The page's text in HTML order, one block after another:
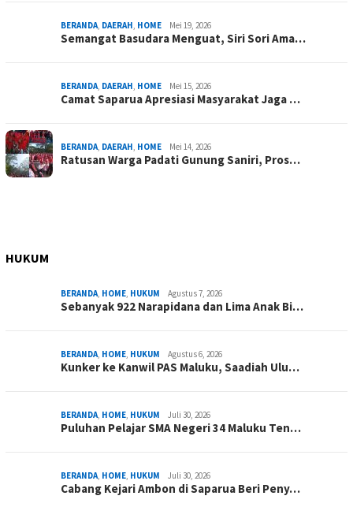
BERANDA, DAERAH, HOME Mei 19, 2026
Semangat Basudara Menguat, Siri Sori Ama…
BERANDA, DAERAH, HOME Mei 15, 2026
Camat Saparua Apresiasi Masyarakat Jaga …
BERANDA, DAERAH, HOME Mei 14, 2026
Ratusan Warga Padati Gunung Saniri, Pros…
HUKUM
BERANDA, HOME, HUKUM Agustus 7, 2026
Sebanyak 922 Narapidana dan Lima Anak Bi…
BERANDA, HOME, HUKUM Agustus 6, 2026
Kunker ke Kanwil PAS Maluku, Saadiah Ulu…
BERANDA, HOME, HUKUM Juli 30, 2026
Puluhan Pelajar SMA Negeri 34 Maluku Ten…
BERANDA, HOME, HUKUM Juli 30, 2026
Cabang Kejari Ambon di Saparua Beri Peny…